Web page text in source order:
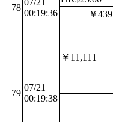
78
07/21
00:19:36
￥439
79
07/21
00:19:38
￥11,111